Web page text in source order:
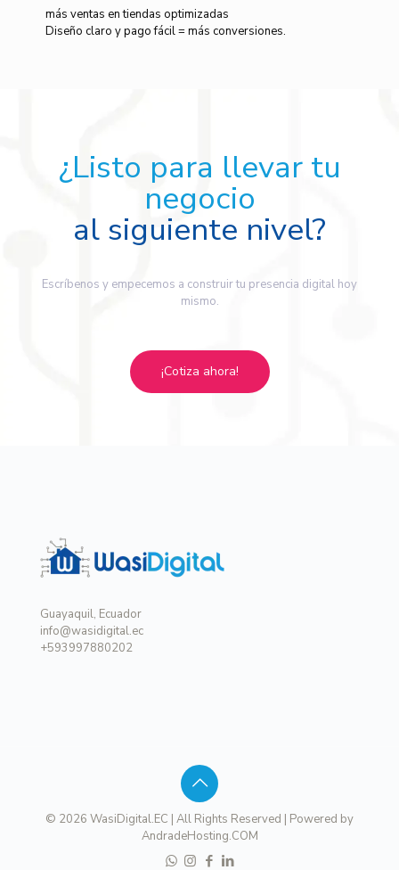
más ventas en tiendas optimizadas
Diseño claro y pago fácil = más conversiones.
¿Listo para llevar tu
negocio
al siguiente nivel?
Escríbenos y empecemos a construir tu presencia digital hoy
mismo.
¡Cotiza ahora!
Guayaquil, Ecuador
info@wasidigital.ec
+593997880202
© 2026 WasiDigital.EC | All Rights Reserved | Powered by
AndradeHosting.COM